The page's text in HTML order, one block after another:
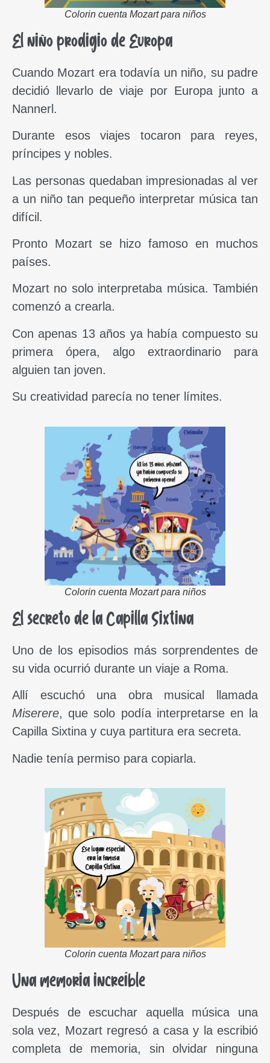
Colorin cuenta Mozart para niños
El niño prodigio de Europa
Cuando Mozart era todavía un niño, su padre
decidió llevarlo de viaje por Europa junto a
Nannerl.
Durante esos viajes tocaron para reyes,
príncipes y nobles.
Las personas quedaban impresionadas al ver
a un niño tan pequeño interpretar música tan
difícil.
Pronto Mozart se hizo famoso en muchos
países.
Mozart no solo interpretaba música. También
comenzó a crearla.
Con apenas 13 años ya había compuesto su
primera ópera, algo extraordinario para
alguien tan joven.
Su creatividad parecía no tener límites.
Colorin cuenta Mozart para niños
El secreto de la Capilla Sixtina
Uno de los episodios más sorprendentes de
su vida ocurrió durante un viaje a Roma.
Allí escuchó una obra musical llamada
Miserere, que solo podía interpretarse en la
Capilla Sixtina y cuya partitura era secreta.
Nadie tenía permiso para copiarla.
Colorin cuenta Mozart para niños
Una memoria increíble
Después de escuchar aquella música una
sola vez, Mozart regresó a casa y la escribió
completa de memoria, sin olvidar ninguna